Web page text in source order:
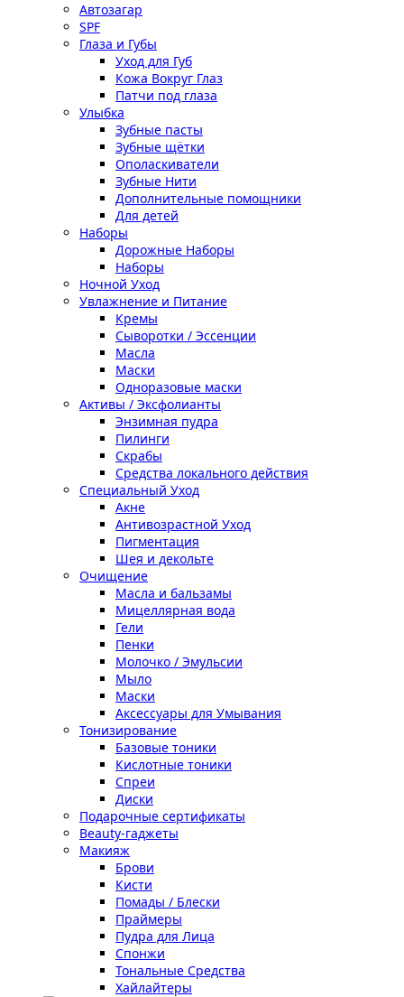
Автозагар
SPF
Глаза и Губы
Уход для Губ
Кожа Вокруг Глаз
Патчи под глаза
Улыбка
Зубные пасты
Зубные щётки
Ополаскиватели
Зубные Нити
Дополнительные помощники
Для детей
Наборы
Дорожные Наборы
Наборы
Ночной Уход
Увлажнение и Питание
Кремы
Сыворотки / Эссенции
Масла
Маски
Одноразовые маски
Активы / Эксфолианты
Энзимная пудра
Пилинги
Скрабы
Средства локального действия
Специальный Уход
Акне
Антивозрастной Уход
Пигментация
Шея и декольте
Очищение
Масла и бальзамы
Мицеллярная вода
Гели
Пенки
Молочко / Эмульсии
Мыло
Маски
Аксессуары для Умывания
Тонизирование
Базовые тоники
Кислотные тоники
Спреи
Диски
Подарочные сертификаты
Beauty-гаджеты
Макияж
Брови
Кисти
Помады / Блески
Праймеры
Пудра для Лица
Спонжи
Тональные Средства
Хайлайтеры